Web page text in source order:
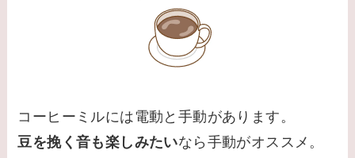
コーヒーミルには電動と手動があります。
豆を挽く音も楽しみたいなら手動がオススメ。